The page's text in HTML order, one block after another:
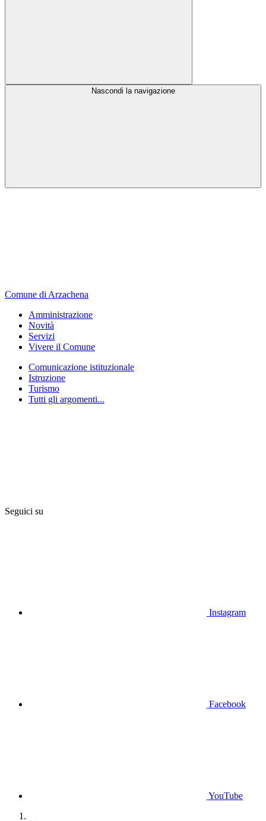
Nascondi la navigazione
Comune di Arzachena
Amministrazione
Novità
Servizi
Vivere il Comune
Comunicazione istituzionale
Istruzione
Turismo
Tutti gli argomenti...
Seguici su
Instagram
Facebook
YouTube